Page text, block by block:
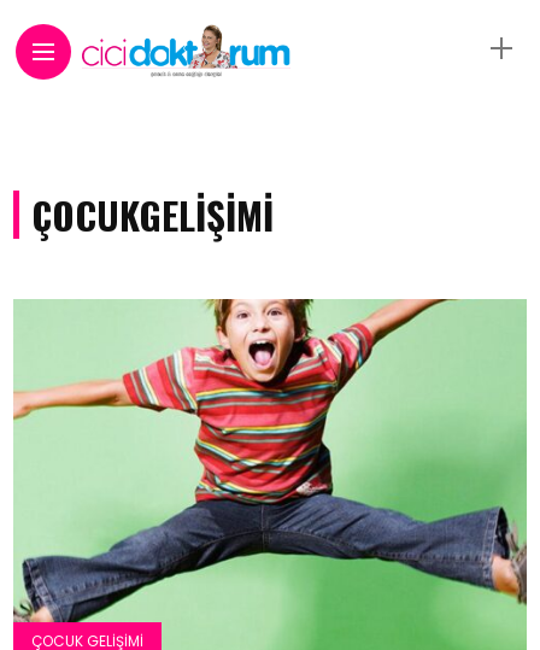
ÇOCUKGELIŞIMI
ÇOCUK GELIŞIMI